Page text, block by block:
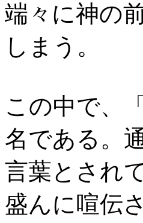
端々に神の
しまう。
この中で、
名である。
言葉とされ
盛んに喧伝